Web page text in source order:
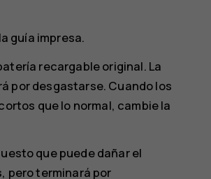
guía impresa.
recargable original. La
por desgastarse. Cuando los
que lo normal, cambie la
que puede dañar el
pero terminará por